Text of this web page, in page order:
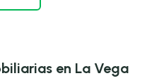
en La Vega